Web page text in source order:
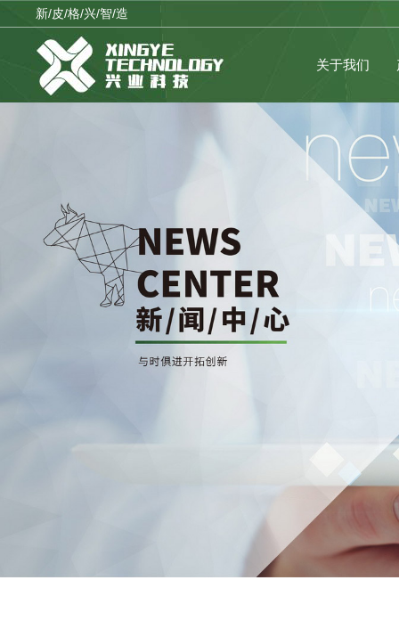
新/皮/格/兴/智/造
关于我们
公司战略 企业架构
临时公告 理性投资 公司制度